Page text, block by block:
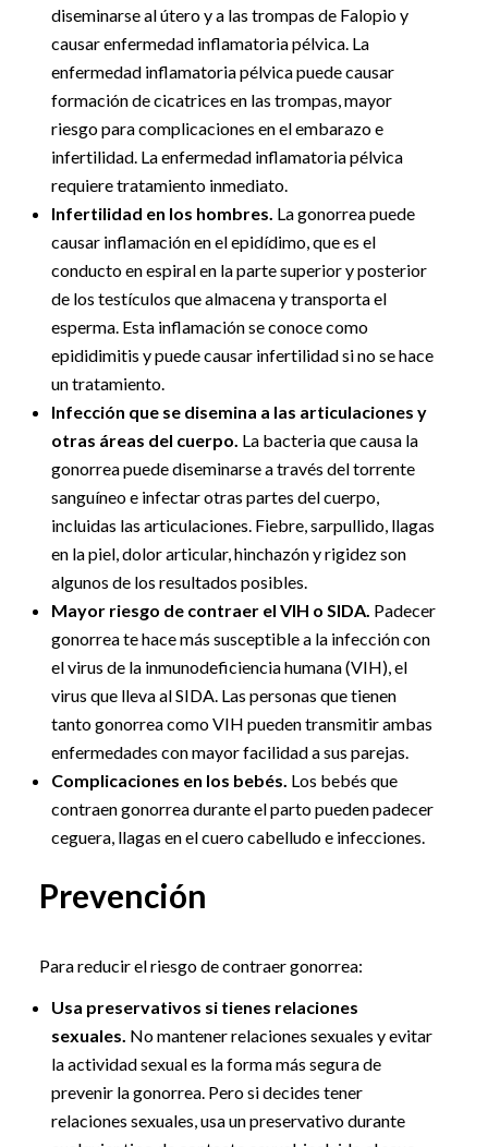
diseminarse al útero y a las trompas de Falopio y
causar enfermedad inflamatoria pélvica. La
enfermedad inflamatoria pélvica puede causar
formación de cicatrices en las trompas, mayor
riesgo para complicaciones en el embarazo e
infertilidad. La enfermedad inflamatoria pélvica
requiere tratamiento inmediato.
Infertilidad en los hombres. La gonorrea puede
causar inflamación en el epidídimo, que es el
conducto en espiral en la parte superior y posterior
de los testículos que almacena y transporta el
esperma. Esta inflamación se conoce como
epididimitis y puede causar infertilidad si no se hace
un tratamiento.
Infección que se disemina a las articulaciones y
otras áreas del cuerpo. La bacteria que causa la
gonorrea puede diseminarse a través del torrente
sanguíneo e infectar otras partes del cuerpo,
incluidas las articulaciones. Fiebre, sarpullido, llagas
en la piel, dolor articular, hinchazón y rigidez son
algunos de los resultados posibles.
Mayor riesgo de contraer el VIH o SIDA. Padecer
gonorrea te hace más susceptible a la infección con
el virus de la inmunodeficiencia humana (VIH), el
virus que lleva al SIDA. Las personas que tienen
tanto gonorrea como VIH pueden transmitir ambas
enfermedades con mayor facilidad a sus parejas.
Complicaciones en los bebés. Los bebés que
contraen gonorrea durante el parto pueden padecer
ceguera, llagas en el cuero cabelludo e infecciones.
Prevención
Para reducir el riesgo de contraer gonorrea:
Usa preservativos si tienes relaciones
sexuales. No mantener relaciones sexuales y evitar
la actividad sexual es la forma más segura de
prevenir la gonorrea. Pero si decides tener
relaciones sexuales, usa un preservativo durante